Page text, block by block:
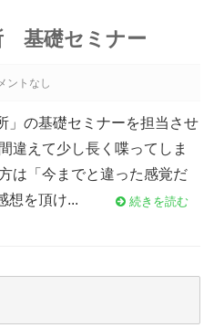
基礎セミナー
ントなし
」の基礎セミナーを担当させ
違えて少し長く喋ってしま
は「今までと違った感覚だ
想を頂け...
続きを読む